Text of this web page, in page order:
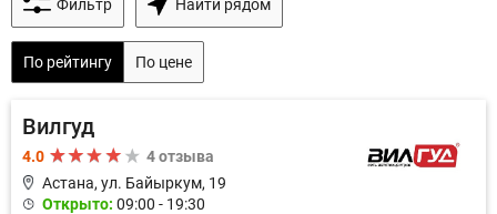
Фильтр Найти рядом
По рейтингу По цене
Вилгуд
4.0
4 отзыва
Астана, ул. Байыркум, 19
Открыто: 09:00 - 19:30